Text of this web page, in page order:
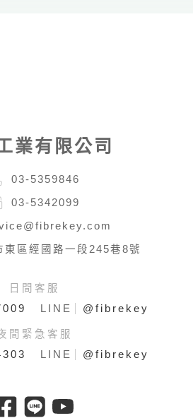
業有限公司
03-5359846
03-5342099
東區經國路一段245巷8號
日間客服
LINE @fibrekey
間緊急客服
LINE @fibrekey